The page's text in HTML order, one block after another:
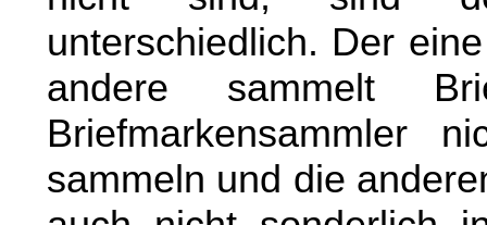
unterschiedlich. Der
andere sammelt
Briefmarkensammler
sammeln und die